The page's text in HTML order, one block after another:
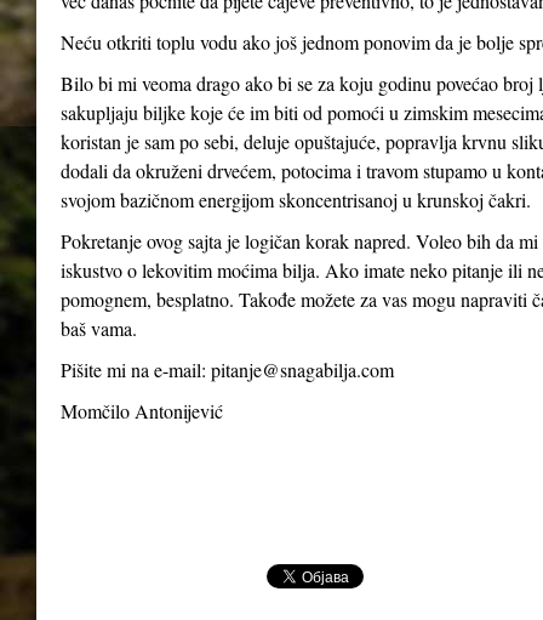
Neću otkriti toplu vodu ako još jednom ponovim da je bolje
Bilo bi mi veoma drago ako bi se za koju godinu povećao
sakupljaju biljke koje će im biti od pomoći u zimskim
koristan je sam po sebi, deluje opuštajuće, popravlja krvnu
dodali da okruženi drvećem, potocima i travom stupamo u
svojom bazičnom energijom skoncentrisanoj u krunskoj čakri.
Pokretanje ovog sajta je logičan korak napred. Voleo bih da
iskustvo o lekovitim moćima bilja. Ako imate neko pitanje ili
pomognem, besplatno. Takođe možete za vas mogu
baš vama.
Pišite mi na e-mail: pitanje@snagabilja.com
Momčilo Antonijević